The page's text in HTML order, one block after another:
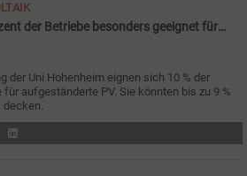
der Betriebe besonders geeignet für
der Uni Hohenheim eignen sich 10 % der
aufgeständerte PV. Sie könnten bis zu 9 %
decken.